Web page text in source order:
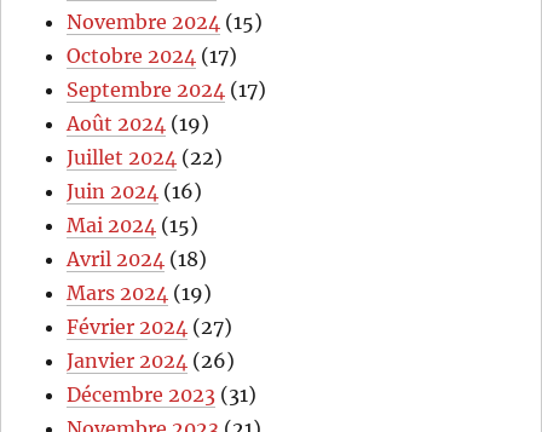
Novembre 2024 (15)
Octobre 2024 (17)
Septembre 2024 (17)
Août 2024 (19)
Juillet 2024 (22)
Juin 2024 (16)
Mai 2024 (15)
Avril 2024 (18)
Mars 2024 (19)
Février 2024 (27)
Janvier 2024 (26)
Décembre 2023 (31)